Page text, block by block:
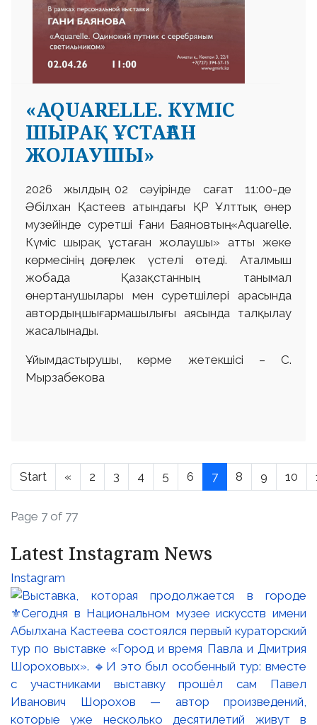
«AQUARELLE. КҮМІС
ШЫРАҚ ҰСТАҒАН
ЖОЛАУШЫ»
2026 жылдың 02 сәуірінде сағат 11:00-де
Әбілхан Қастеев атындағы ҚР Ұлттық өнер
музейінде суретші Ғани Баяновтың «Aquarelle.
Күміс шырақ ұстаған жолаушы» атты жеке
көрмесінің дөңгелек үстелі өтеді. Аталмыш
жобада Қазақстанның танымал
өнертанушылары мен суретшілері арасында
автордың шығармашылығы аясында талқылау
жасалынады.
Ұйымдастырушы, көрме жетекшісі – С.
Мырзабекова
Start « 2 3 4 5 6 7 8 9 10
Page 7 of 77
Latest Instagram News
Instagram